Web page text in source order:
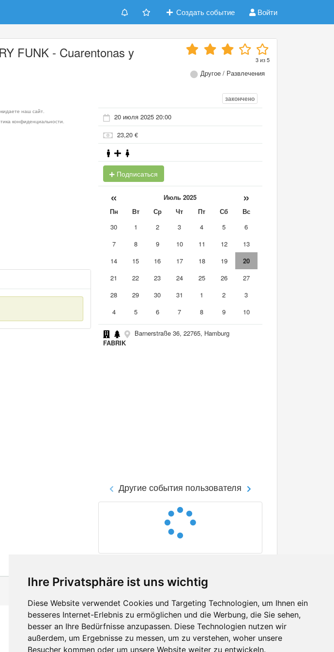
Ihre Privatsphäre ist uns wichtig
Diese Website verwendet Cookies und Targeting Technologien, um Ihnen ein
besseres Internet-Erlebnis zu ermöglichen und die Werbung, die Sie sehen,
besser an Ihre Bedürfnisse anzupassen. Diese Technologien nutzen wir
außerdem, um Ergebnisse zu messen, um zu verstehen, woher unsere
Besucher kommen oder um unsere Website weiter zu entwickeln.
Создать событие Войти
FUNK - Cuarentonas y 3из5
Другое / Развлечения
наш сайт.
конфиденциальности.
закончено
20 июля 2025 20:00
23,20 €
Подписаться
« Июль 2025 »
Пн Вт Ср Чт Пт Сб
Вс
30
1 2 3 4 5
6
7
8 9 10 11 12
13
14
15 16 17 18 19
20
21
22 23 24 25 26
27
28
29 30 31 1 2
3
4
5 6 7 8 9 10
Barnerstraße 36, 22765, Hamburg
FABRIK
Другие события пользователя
Контакты
Оставить отзыв
Сообщить об ошибке
Facebook
Twitter
YouTube